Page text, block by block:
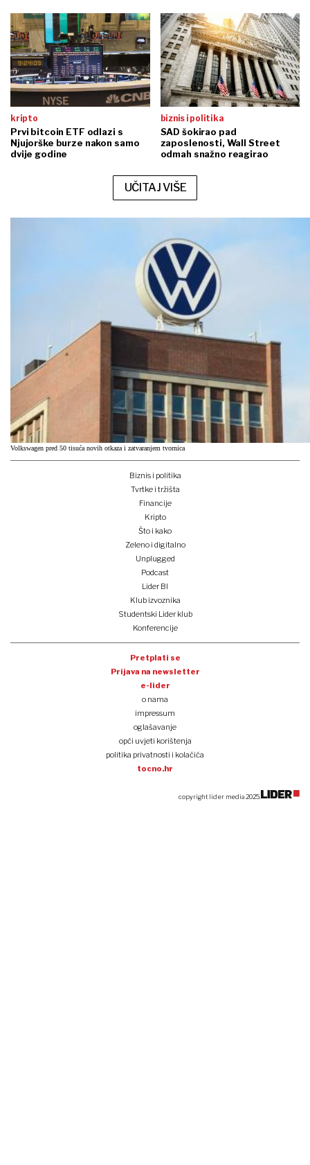
kripto
Prvi bitcoin ETF odlazi s
Njujorške burze nakon samo
dvije godine
biznis i politika
SAD šokirao pad
zaposlenosti, Wall Street
odmah snažno reagirao
UČITAJ VIŠE
Volkswagen pred 50 tisuća novih otkaza i zatvaranjem tvornica
Biznis i politika
Tvrtke i tržišta
Financije
Kripto
Što i kako
Zeleno i digitalno
Unplugged
Podcast
Lider BI
Klub izvoznika
Studentski Lider klub
Konferencije
Pretplati se
Prijava na newsletter
e-lider
o nama
impressum
oglašavanje
opći uvjeti korištenja
politika privatnosti i kolačića
tocno.hr
copyright lider media 2025.